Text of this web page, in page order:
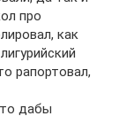
про
как
рапортовал,
дабы